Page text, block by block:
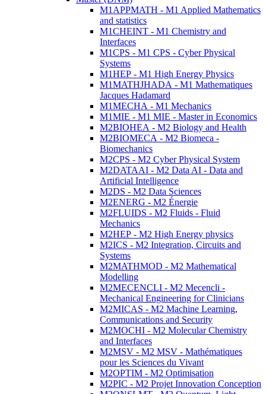
M1APPMATH - M1 Applied Mathematics
and statistics
M1CHEINT - M1 Chemistry and
Interfaces
M1CPS - M1 CPS - Cyber Physical
Systems
M1HEP - M1 High Energy Physics
M1MATHJHADA - M1 Mathematiques
Jacques Hadamard
M1MECHA - M1 Mechanics
M1MIE - M1 MIE - Master in Economics
M2BIOHEA - M2 Biology and Health
M2BIOMECA - M2 Biomeca -
Biomechanics
M2CPS - M2 Cyber Physical System
M2DATAAI - M2 Data AI - Data and
Artificial Intelligence
M2DS - M2 Data Sciences
M2ENERG - M2 Énergie
M2FLUIDS - M2 Fluids - Fluid
Mechanics
M2HEP - M2 High Energy physics
M2ICS - M2 Integration, Circuits and
Systems
M2MATHMOD - M2 Mathematical
Modelling
M2MECENCLI - M2 Mecencli -
Mechanical Engineering for Clinicians
M2MICAS - M2 Machine Learning,
Communications and Security
M2MOCHI - M2 Molecular Chemistry
and Interfaces
M2MSV - M2 MSV - Mathématiques
pour les Sciences du Vivant
M2OPTIM - M2 Optimisation
M2PIC - M2 Projet Innovation Conception